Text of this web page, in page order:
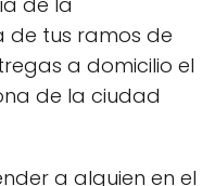
de tus ramos de
a domicilio el
de la ciudad
a alguien en el